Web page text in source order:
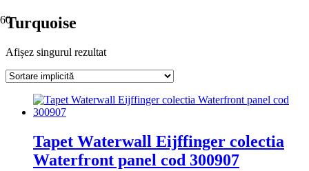
Turquoise
Afișez singurul rezultat
Tapet Waterwall Eijffinger colectia
Waterfront panel cod 300907